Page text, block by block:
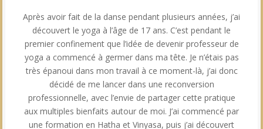
Après avoir fait de la danse pendant plusieurs années, j’ai
découvert le yoga à l’âge de 17 ans. C’est pendant le
premier confinement que l’idée de devenir professeur de
yoga a commencé à germer dans ma tête. Je n’étais pas
très épanoui dans mon travail à ce moment-là, j’ai donc
décidé de me lancer dans une reconversion
professionnelle, avec l’envie de partager cette pratique
aux multiples bienfaits autour de moi. J’ai commencé par
une formation en Hatha et Vinyasa, puis j’ai découvert